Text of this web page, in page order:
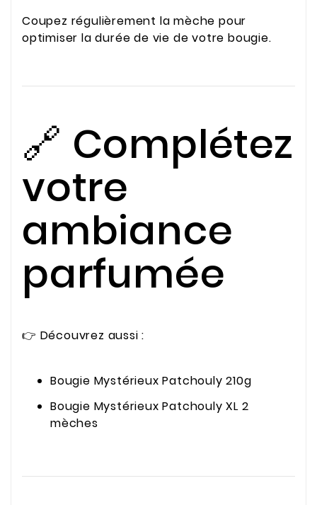
Coupez régulièrement la mèche pour
optimiser la durée de vie de votre bougie.
🔗 Complétez
votre
ambiance
parfumée
👉 Découvrez aussi :
Bougie Mystérieux Patchouly 210g
Bougie Mystérieux Patchouly XL 2
mèches